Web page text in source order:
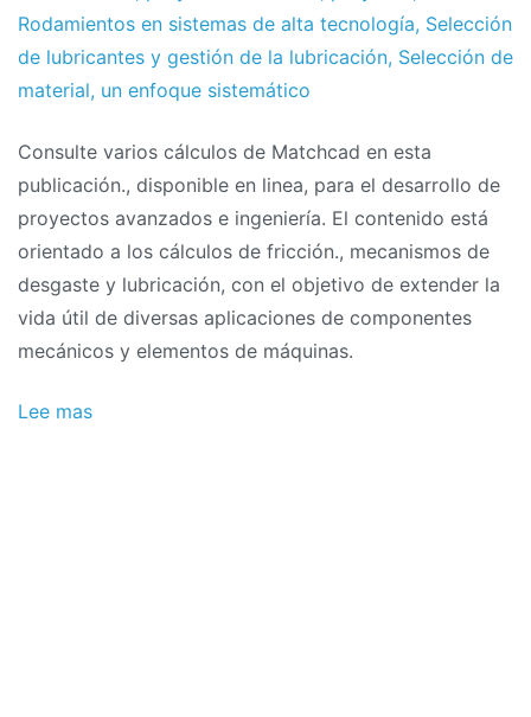
Rodamientos en sistemas de alta tecnología, Selección
de lubricantes y gestión de la lubricación, Selección de
material, un enfoque sistemático
Consulte varios cálculos de Matchcad en esta
publicación., disponible en linea, para el desarrollo de
proyectos avanzados e ingeniería. El contenido está
orientado a los cálculos de fricción., mecanismos de
desgaste y lubricación, con el objetivo de extender la
vida útil de diversas aplicaciones de componentes
mecánicos y elementos de máquinas.
Lee mas